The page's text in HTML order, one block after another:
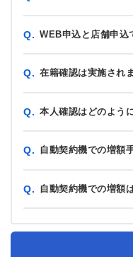
Q. WEB申込と店舗申込
Q. 在籍確認は実施され
Q. 本人確認はどのよう
Q. 自動契約機での増額
Q. 自動契約機での増額